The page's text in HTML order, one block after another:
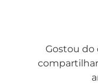
Gostou do